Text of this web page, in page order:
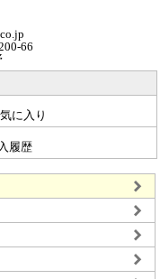
66
に入り
履歴